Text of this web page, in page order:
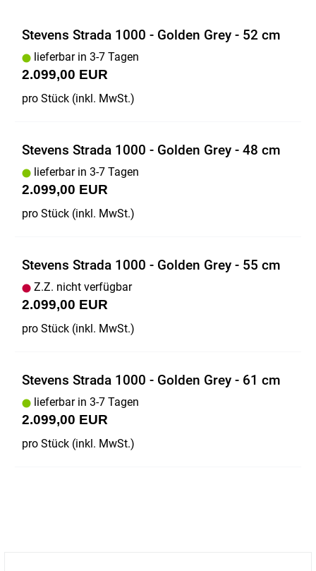
Stevens Strada 1000 - Golden Grey - 52 cm
lieferbar in 3-7 Tagen
2.099,00 EUR
pro Stück (inkl. MwSt.)
Stevens Strada 1000 - Golden Grey - 48 cm
lieferbar in 3-7 Tagen
2.099,00 EUR
pro Stück (inkl. MwSt.)
Stevens Strada 1000 - Golden Grey - 55 cm
Z.Z. nicht verfügbar
2.099,00 EUR
pro Stück (inkl. MwSt.)
Stevens Strada 1000 - Golden Grey - 61 cm
lieferbar in 3-7 Tagen
2.099,00 EUR
pro Stück (inkl. MwSt.)